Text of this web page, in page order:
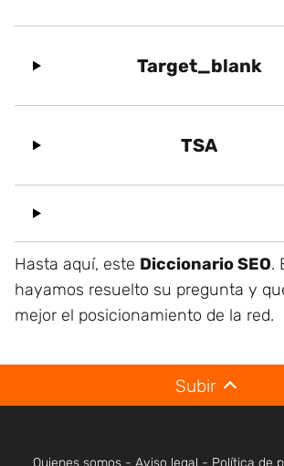
Target_blank
TSA
Hasta aquí, este Diccionario SEO.
hayamos resuelto su pregunta y
mejor el posicionamiento de la red.
Subir
Quienes somos- Aviso legal - Política de